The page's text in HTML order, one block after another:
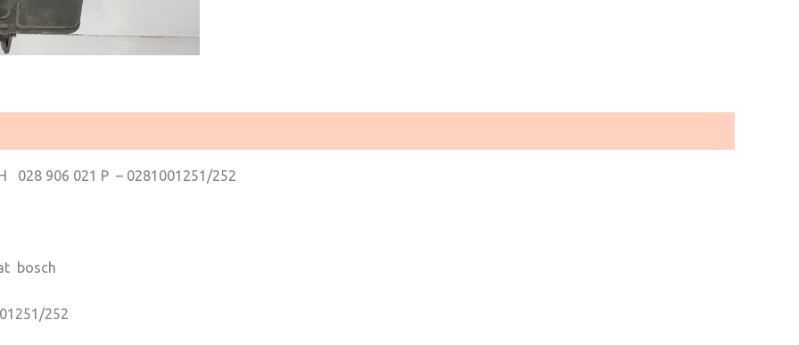
028 906 021 P – 0281001251/252
bosch
252